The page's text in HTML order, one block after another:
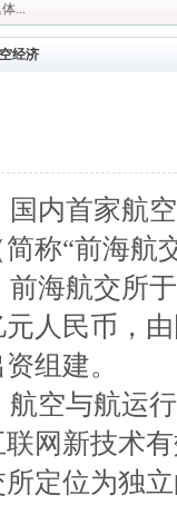
...
...
经济
国内首家航
简称“前海
前海航交所
元人民币，
组建。
航空与航运
联网新技术
所定位为独